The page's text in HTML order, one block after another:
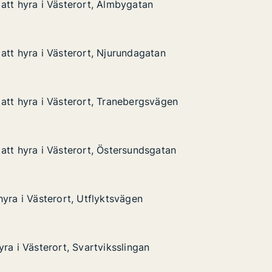
Almbygatan
hyra i Västerort, Almbygatan
hyra i Västerort, Almbygatan
Njurundagatan
hyra i Västerort, Njurundagatan
hyra i Västerort, Njurundagatan
Tranebergsvägen
hyra i Västerort, Tranebergsvägen
hyra i Västerort, Tranebergsvägen
Östersundsgatan
hyra i Västerort, Östersundsgatan
hyra i Västerort, Östersundsgatan
Utflyktsvägen
i Västerort, Utflyktsvägen
i Västerort, Utflyktsvägen
Svartviksslingan
i Västerort, Svartviksslingan
i Västerort, Svartviksslingan